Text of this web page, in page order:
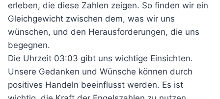
erleben, die diese Zahlen zeigen. So finden wir ein
Gleichgewicht zwischen dem, was wir uns
wünschen, und den Herausforderungen, die uns
begegnen.
Die Uhrzeit 03:03 gibt uns wichtige Einsichten.
Unsere Gedanken und Wünsche können durch
positives Handeln beeinflusst werden. Es ist